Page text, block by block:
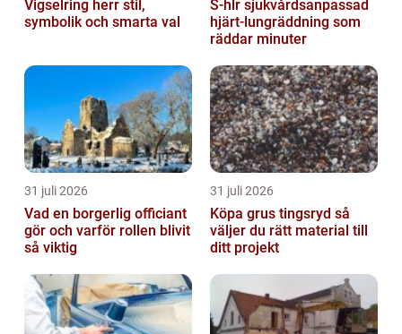
Vigselring herr stil,
symbolik och smarta val
S-hlr sjukvårdsanpassad
hjärt-lungräddning som
räddar minuter
31 juli 2026
Vad en borgerlig officiant
gör och varför rollen blivit
så viktig
31 juli 2026
Köpa grus tingsryd så
väljer du rätt material till
ditt projekt